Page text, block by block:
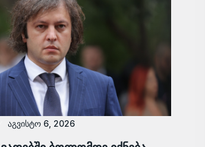
აგვისტო 6, 2026